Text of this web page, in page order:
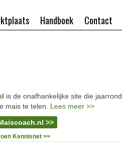
Contact
Handboek
is de onafhankelijke site die jaarrond
mais te telen. Lees meer >>
>>
Kennisnet >>